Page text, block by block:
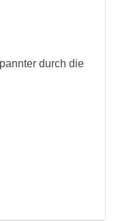
durch die